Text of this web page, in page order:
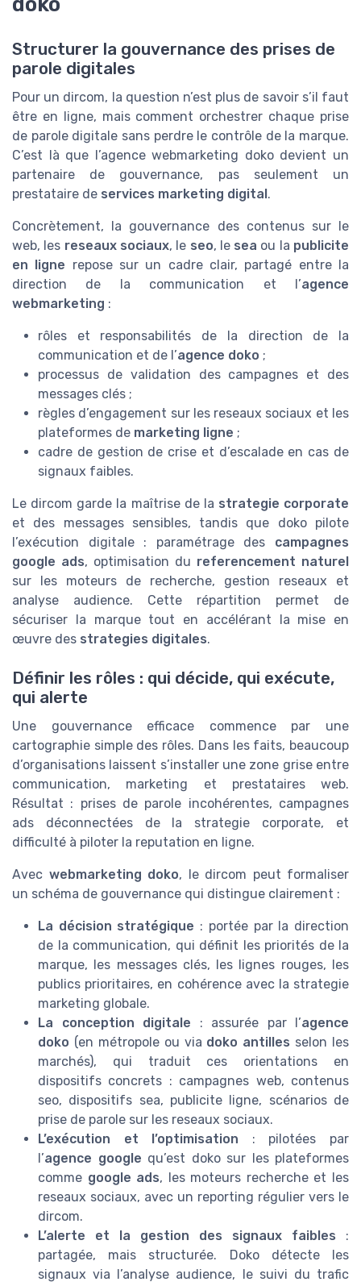
Structurer la gouvernance des prises de
parole digitales
Pour un dircom, la question n’est plus de savoir s’il faut
être en ligne, mais comment orchestrer chaque prise
de parole digitale sans perdre le contrôle de la marque.
C’est là que l’agence webmarketing doko devient un
partenaire de gouvernance, pas seulement un
prestataire de services marketing digital.
Concrètement, la gouvernance des contenus sur le
web, les reseaux sociaux, le seo, le sea ou la publicite
en ligne repose sur un cadre clair, partagé entre la
direction de la communication et l’agence
webmarketing :
rôles et responsabilités de la direction de la
communication et de l’agence doko ;
processus de validation des campagnes et des
messages clés ;
règles d’engagement sur les reseaux sociaux et les
plateformes de marketing ligne ;
cadre de gestion de crise et d’escalade en cas de
signaux faibles.
Le dircom garde la maîtrise de la strategie corporate
et des messages sensibles, tandis que doko pilote
l’exécution digitale : paramétrage des campagnes
google ads, optimisation du referencement naturel
sur les moteurs de recherche, gestion reseaux et
analyse audience. Cette répartition permet de
sécuriser la marque tout en accélérant la mise en
œuvre des strategies digitales.
Définir les rôles : qui décide, qui exécute,
qui alerte
Une gouvernance efficace commence par une
cartographie simple des rôles. Dans les faits, beaucoup
d’organisations laissent s’installer une zone grise entre
communication, marketing et prestataires web.
Résultat : prises de parole incohérentes, campagnes
ads déconnectées de la strategie corporate, et
difficulté à piloter la reputation en ligne.
Avec webmarketing doko, le dircom peut formaliser
un schéma de gouvernance qui distingue clairement :
La décision stratégique : portée par la direction
de la communication, qui définit les priorités de la
marque, les messages clés, les lignes rouges, les
publics prioritaires, en cohérence avec la strategie
marketing globale.
La conception digitale : assurée par l’agence
doko (en métropole ou via doko antilles selon les
marchés), qui traduit ces orientations en
dispositifs concrets : campagnes web, contenus
seo, dispositifs sea, publicite ligne, scénarios de
prise de parole sur les reseaux sociaux.
L’exécution et l’optimisation : pilotées par
l’agence google qu’est doko sur les plateformes
comme google ads, les moteurs recherche et les
reseaux sociaux, avec un reporting régulier vers le
dircom.
L’alerte et la gestion des signaux faibles :
partagée, mais structurée. Doko détecte les
signaux via l’analyse audience, le suivi du trafic